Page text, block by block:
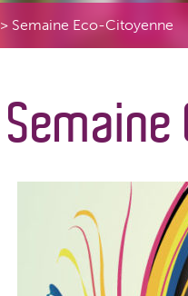
> Semaine Eco-Citoyenne